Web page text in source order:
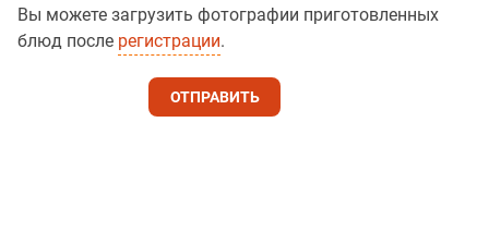
Вы можете загрузить фотографии приготовленных
блюд после регистрации.
ОТПРАВИТЬ